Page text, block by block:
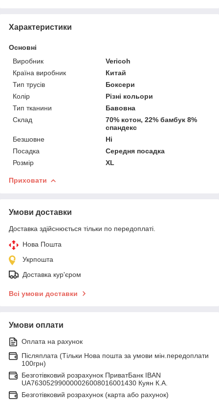
Характеристики
Основні
Виробник
Vericoh
Країна виробник
Китай
Тип трусів
Боксери
Колір
Різні кольори
Тип тканини
Бавовна
Склад
70% котон, 22% бамбук 8%
спандекс
Безшовне
Ні
Посадка
Середня посадка
Розмір
XL
Приховати
Умови доставки
Доставка здійснюється тільки по передоплаті.
Нова Пошта
Укрпошта
Доставка кур'єром
Всі умови доставки
Умови оплати
Оплата на рахунок
Післяплата (Тільки Нова пошта за умови мін.передоплати
100грн)
Безготівковий розрахунок ПриватБанк IBAN
UA763052990000026008016001430 Куян К.А.
Безготівковий розрахунок (карта або рахунок)